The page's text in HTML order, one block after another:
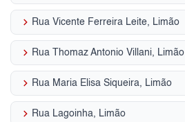
keyboard_arrow_right Rua Vicente Ferreira Leite, Limão
keyboard_arrow_right Rua Thomaz Antonio Villani, Limão
keyboard_arrow_right Rua Maria Elisa Siqueira, Limão
keyboard_arrow_right Rua Lagoinha, Limão